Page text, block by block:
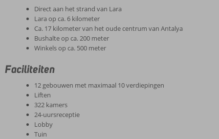
Direct aan het strand van Lara
Lara op ca. 6 kilometer
Ca. 17 kilometer van het oude centrum van Antalya
Bushalte op ca. 200 meter
Winkels op ca. 500 meter
Faciliteiten
12 gebouwen met maximaal 10 verdiepingen
Liften
322 kamers
24-uursreceptie
Lobby
Tuin